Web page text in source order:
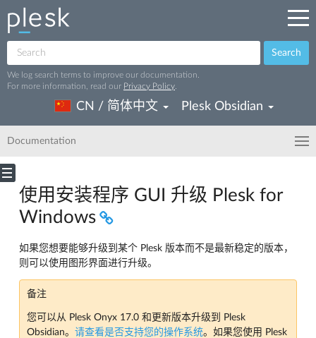
Search
We log search terms to improve our documentation.
For more information, read our Privacy Policy
CN / 简体中文 Plesk Obsidian
Documentation
使用安装程序 GUI 升级 Plesk for
Windows
如果您想要能够升级到某个 Plesk 版本而不是最新稳定的版本，
则可以使用图形界面进行升级。
备注
您可以从 Plesk Onyx 17.0 和更新版本升级到 Plesk
Obsidian。 请查看是否支持您的操作系统。如果您使用 Plesk